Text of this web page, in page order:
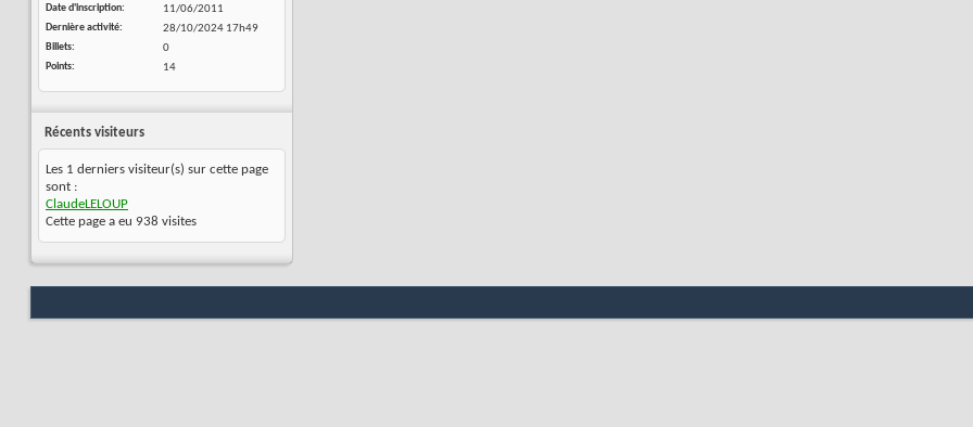
Date d'inscription
11/06/2011
Dernière activité
28/10/2024 17h49
Billets
0
Points
14
Récents visiteurs
Les 1 derniers visiteur(s) sur cette page
sont :
ClaudeLELOUP
Cette page a eu 938 visites